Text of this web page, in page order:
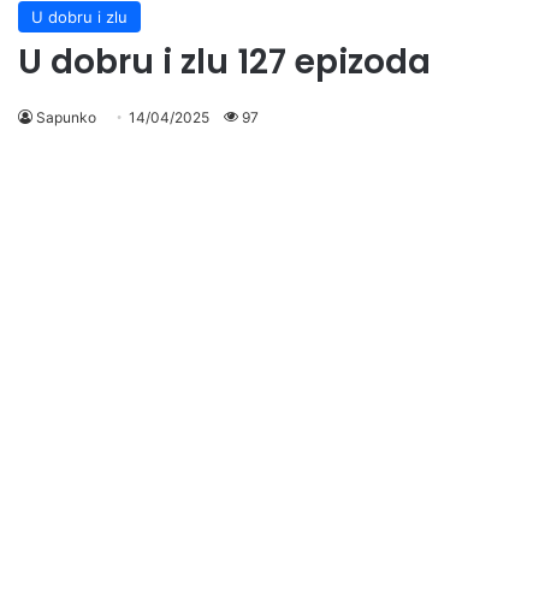
U dobru i zlu
U dobru i zlu 127 epizoda
Sapunko 14/04/2025 97